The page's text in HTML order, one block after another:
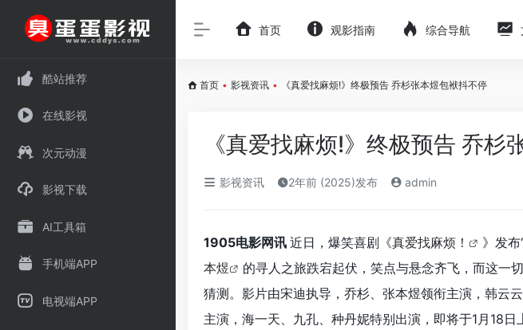
酷站推荐
在线影视
次元动漫
影视下载
AI工具箱
手机端APP
电视端APP
首页 观影指南 综合导航
首页 • 影视资讯 • 《真爱找麻烦!》终极预告 乔杉张本煜包袱抖不停
《真爱找麻烦!》终极预告 乔杉
影视资讯 2年前 (2025)发布 admin
1905电影网讯 近日，爆笑喜剧《真爱找麻烦！ 》发布
本煜
的寻人之旅跌宕起伏，笑点与悬念齐飞，而这一
猜测。 影片由宋迪执导，乔杉、张本煜领衔主演，韩云云
主演，海一天、九孔、种丹妮特别出演，即将于1月18日